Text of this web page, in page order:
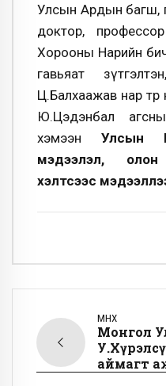
Улсын Ардын багш,
доктор,
Хорооны Нарийн
гавьяат
Ц.Балхаажав нар төр
Ю.Цэдэнбал
хэмээн Улсын
мэдээлэл,
хэлтсээс
ӨМНӨХ
Монгол
аймагт